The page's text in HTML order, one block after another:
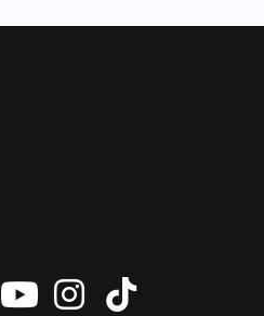
X vanInstagram
Tiktok